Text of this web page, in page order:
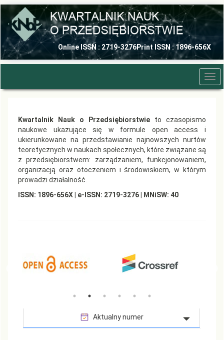
Quick
content
Main
Navigation
Online ISSN : 2719-3276Print ISSN : 1896-656X
Kwartalnik Nauk o Przedsiębiorstwie to czasopismo
naukowe ukazujące się w formule open access i
ukierunkowane na przedstawianie najnowszych nurtów
teoretycznych w naukach społecznych, które związane są
z przedsiębiorstwem: zarządzaniem, funkcjonowaniem,
organizacją oraz otoczeniem i środowiskiem, w którym
prowadzi działalność.
ISSN: 1896-656X | e-ISSN: 2719-3276 | MNiSW: 40
Aktualny numer